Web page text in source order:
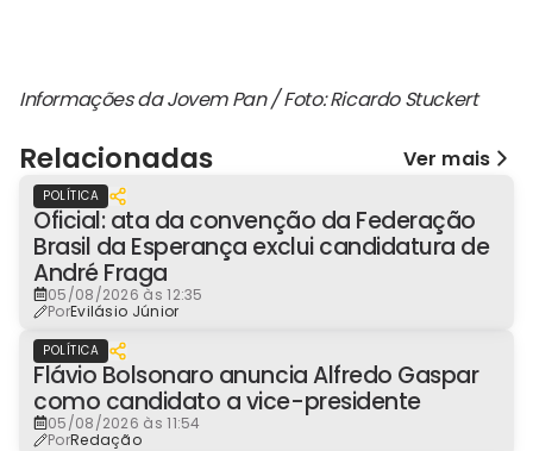
Informações da Jovem Pan / Foto: Ricardo Stuckert
Relacionadas Ver mais
POLÍTICA
Oficial: ata da convenção da Federação
Brasil da Esperança exclui candidatura de
André Fraga
05/08/2026 às 12:35
PorEvilásio Júnior
POLÍTICA
Flávio Bolsonaro anuncia Alfredo Gaspar
como candidato a vice-presidente
05/08/2026 às 11:54
PorRedação